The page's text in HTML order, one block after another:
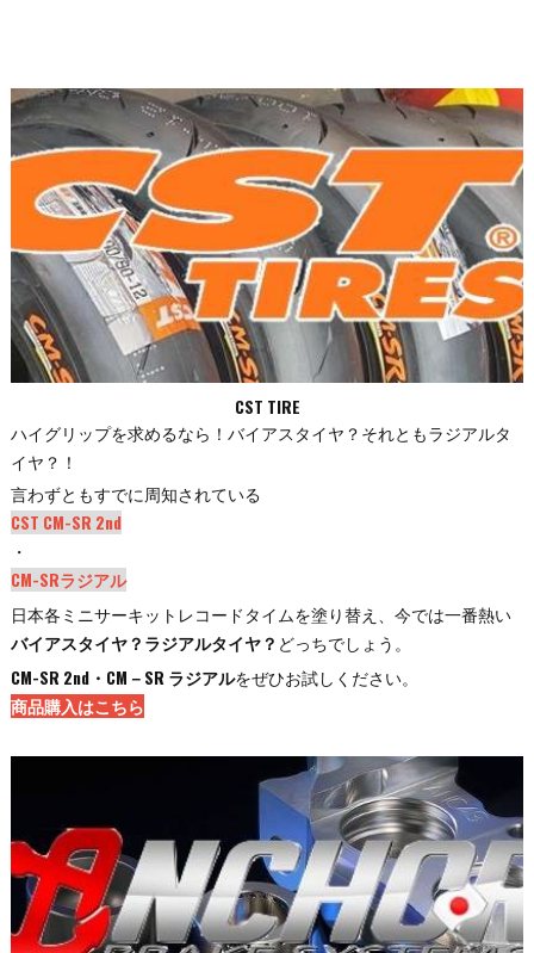
CST TIRE
ハイグリップを求めるなら！バイアスタイヤ？それともラジアルタ
イヤ？！
言わずともすでに周知されている
CST CM-SR 2nd
・
CM-SRラジアル
日本各ミニサーキットレコードタイムを塗り替え、今では一番熱い
バイアスタイヤ？ラジアルタイヤ？ どっちでしょう。
CM-SR 2nd・CM－SR ラジアルをぜひお試しください。
商品購入はこちら